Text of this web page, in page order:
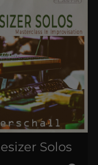
Solos